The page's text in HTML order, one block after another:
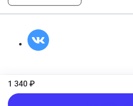
1 340 ₽